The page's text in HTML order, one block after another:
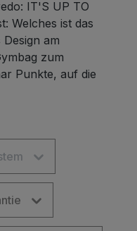
IT'S UP TO
Welches ist das
Design am
zum
Punkte, auf die